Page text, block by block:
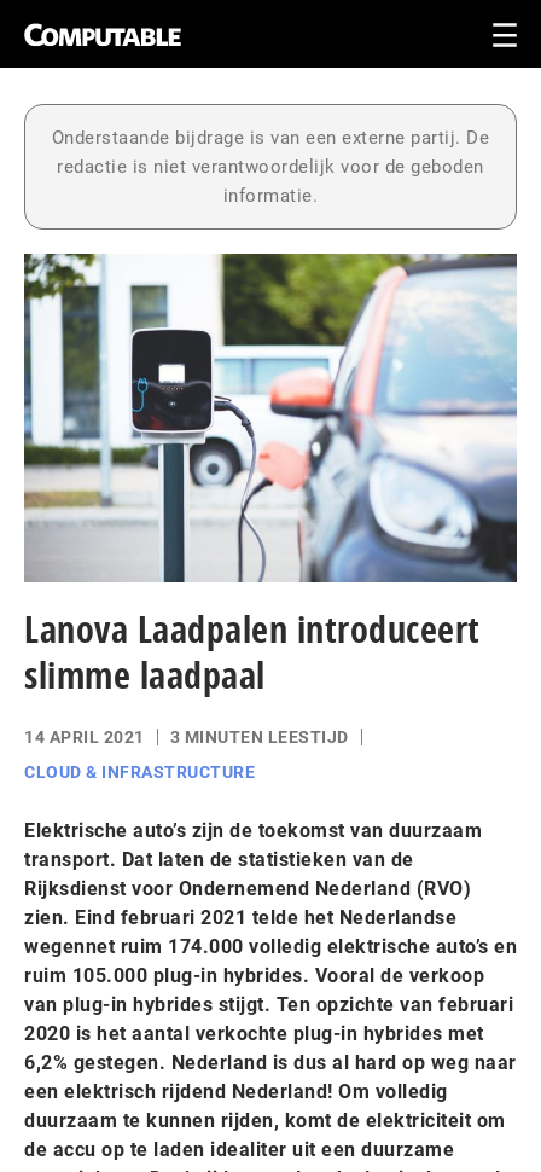
Onderstaande bijdrage is van een externe partij. De
redactie is niet verantwoordelijk voor de geboden
informatie.
Lanova Laadpalen introduceert
slimme laadpaal
14 APRIL 2021
3 MINUTEN LEESTIJD
CLOUD & INFRASTRUCTURE
Elektrische auto’s zijn de toekomst van duurzaam
transport. Dat laten de statistieken van de
Rijksdienst voor Ondernemend Nederland (RVO)
zien. Eind februari 2021 telde het Nederlandse
wegennet ruim 174.000 volledig elektrische auto’s en
ruim 105.000 plug-in hybrides. Vooral de verkoop
van plug-in hybrides stijgt. Ten opzichte van februari
2020 is het aantal verkochte plug-in hybrides met
6,2% gestegen. Nederland is dus al hard op weg naar
een elektrisch rijdend Nederland! Om volledig
duurzaam te kunnen rijden, komt de elektriciteit om
de accu op te laden idealiter uit een duurzame